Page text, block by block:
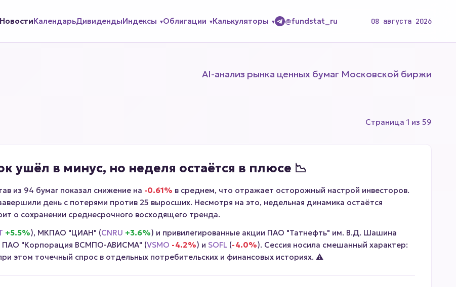
НовостиКалендарьДивидендыИндексы Облигации Калькуляторы @fundstat_ru 08 августа 2026
AI-анализ рынка ценных бумаг Московской биржи
Страница 1 из 59
ушёл в минус, но неделя остаётся в плюсе 📉
из 94 бумаг показал снижение на -0.61% в среднем, что отражает осторожный настрой инвесторов.
день с потерями против 25 выросших. Несмотря на это, недельная динамика остаётся
о сохранении среднесрочного восходящего тренда.
+5.5%), МКПАО "ЦИАН" (CNRU +3.6%) и привилегированные акции ПАО "Татнефть" им. В.Д. Шашина
ПАО "Корпорация ВСМПО-АВИСМА" (VSMO -4.2%) и SOFL (-4.0%). Сессия носила смешанный характер:
этом точечный спрос в отдельных потребительских и финансовых историях. ⚠️